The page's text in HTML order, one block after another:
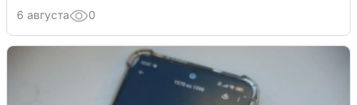
6 августа 0